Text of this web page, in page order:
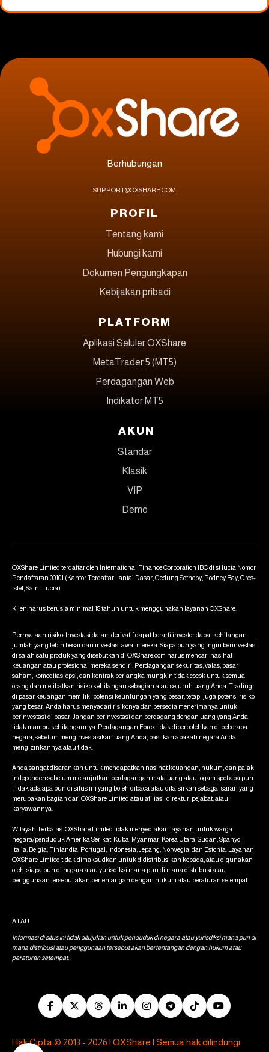
Berhubungan
SUPPORT@OXSHARE.COM
PROFIL
Tentang kami
Hubungi kami
Dokumen Pengungkapan
Kebijakan pribadi
PLATFORM
Aplikasi Seluler OXShare
MetaTrader 5 (MT5)
Perdagangan Web
Indikator MT5
AKUN
Standar
Klasik
VIP
Demo
OXShare Limited terdaftar oleh International Finance Corporation IBC di st lucia Nomor
Pendaftaran 00101 (Kantor Terdaftar Lantai Dasar, Gedung Sotheby, Rodney Bay, Gros-
Islet, Saint Lucia)
Klien harus berusia minimal 18 tahun untuk menggunakan layanan OXShare.
Pernyataan risiko: Investasi dalam derivatif dapat berarti investor dapat kehilangan
jumlah yang lebih besar dari investasi awal mereka. Siapa pun yang ingin berinvestasi
di salah satu produk yang disebutkan di OXShare.com harus mencari nasihat
keuangan atau profesional mereka sendiri. Perdagangan sekuritas, valas, pasar
saham, komoditas, opsi, dan kontrak berjangka mungkin tidak cocok untuk semua
orang dan melibatkan risiko kehilangan sebagian atau seluruh uang Anda. Trading
di pasar keuangan memiliki potensi keuntungan yang besar, tetapi juga potensi risiko
yang besar. Anda harus menyadari risikonya dan bersedia menerimanya untuk
berinvestasi di pasar. Jangan berinvestasi dan berdagang dengan uang yang Anda
tidak mampu kehilangannya. Perdagangan Forex tidak diperbolehkan di beberapa
negara, sebelum menginvestasikan uang Anda, pastikan apakah negara Anda
mengizinkannya atau tidak.
Anda sangat disarankan untuk mendapatkan nasihat keuangan, hukum, dan pajak
independen sebelum melanjutkan perdagangan mata uang atau logam spot apa pun.
Tidak ada apa pun di situs ini yang boleh dibaca atau ditafsirkan sebagai saran yang
merupakan bagian dari OXShare Limited atau afiliasi, direktur, pejabat, atau
karyawannya.
Wilayah Terbatas: OXShare Limited tidak menyediakan layanan untuk warga
negara/penduduk Amerika Serikat, Kuba, Myanmar, Korea Utara, Sudan, Spanyol,
Italia, Belgia, Finlandia, Portugal, Indonesia, Jepang, Norwegia, dan Estonia. Layanan
OXShare Limited tidak dimaksudkan untuk didistribusikan kepada, atau digunakan
oleh, siapa pun di negara atau yurisdiksi mana pun di mana distribusi atau
penggunaan tersebut akan bertentangan dengan hukum atau peraturan setempat.
ATAU
Informasi di situs ini tidak ditujukan untuk penduduk di negara atau yurisdiksi mana pun di
mana distribusi atau penggunaan tersebut akan bertentangan dengan hukum atau
peraturan setempat.
Hak Cipta © 2013 - 2026 | OXShare | Semua hak dilindungi